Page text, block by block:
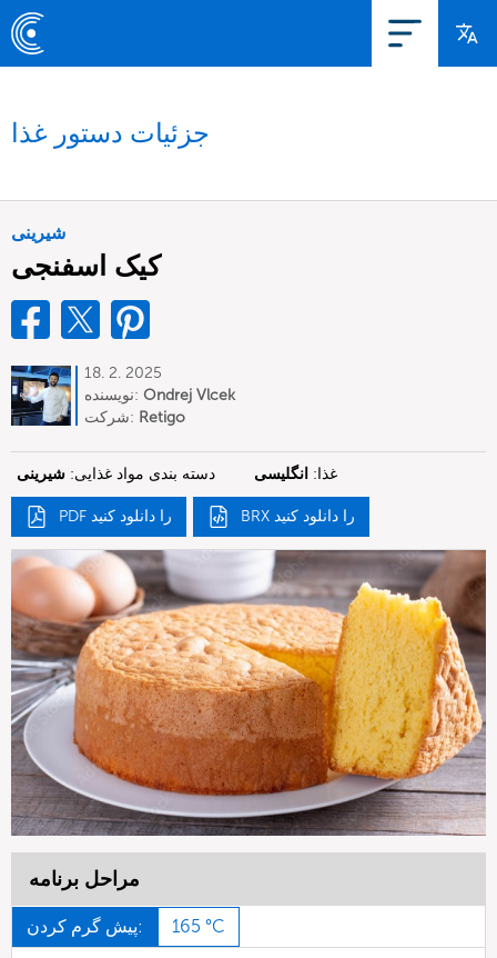
جزئیات دستور غذا
شیرینی
کیک اسفنجی
18. 2. 2025
نویسنده: Ondrej Vlcek
شرکت: Retigo
دسته بندی مواد غذایی: شیرینی غذا: انگلیسی
PDF را دانلود کنید BRX را دانلود کنید
مراحل برنامه
پیش گرم کردن: 165 °C